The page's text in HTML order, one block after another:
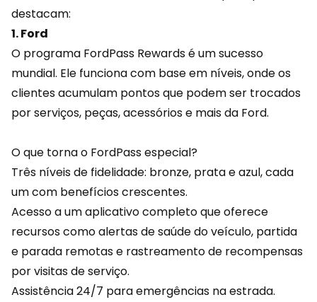
destacam:
1. Ford
O programa FordPass Rewards é um sucesso
mundial. Ele funciona com base em níveis, onde os
clientes acumulam pontosque podem ser trocados
por serviços, peças, acessórios e mais da Ford.
O que torna o FordPass especial?
Três níveis de fidelidade: bronze, prata e azul, cada
um com benefícios crescentes.
Acesso a um aplicativo completo que oferece
recursos como alertas de saúde do veículo, partida
e parada remotas e rastreamento de recompensas
por visitas de serviço.
Assistência 24/7 para emergências na estrada.